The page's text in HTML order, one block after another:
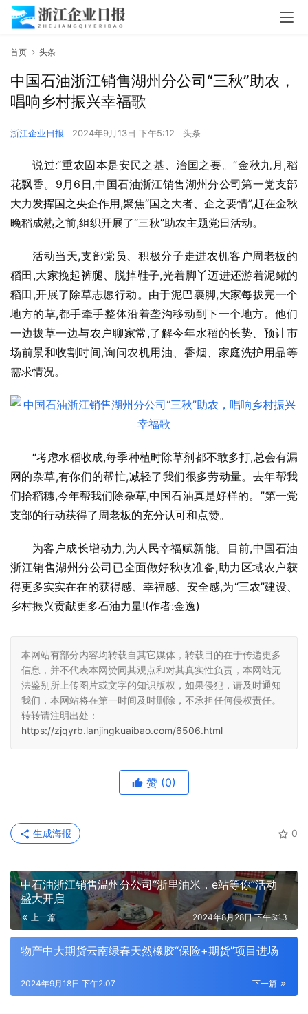
首页 头条
中国石油浙江销售湖州分公司“三秋”助农，
唱响乡村振兴幸福歌
浙江企业日报 2024年9月13日 下午5:12 头条
说过:“重农固本是安民之基、治国之要。”金秋九月,稻
花飘香。9月6日,中国石油浙江销售湖州分公司第一党支部
大力发挥国之央企作用,聚焦“国之大者、企之要情”,赶在金秋
晚稻成熟之前,组织开展了“三秋”助农主题党日活动。
活动当天,支部党员、积极分子走进农机客户周老板的
稻田,大家挽起裤腿、脱掉鞋子,光着脚丫迈进还游着泥鳅的
稻田,开展了除草志愿行动。由于泥巴裹脚,大家每拔完一个
地方的草,都手牵手整体沿着垄沟移动到下一个地方。他们
一边拔草一边与农户聊家常,了解今年水稻的长势、预计市
场前景和收割时间,询问农机用油、香烟、家庭洗护用品等
需求情况。
“考虑水稻收成,每季种植时除草剂都不敢多打,总会有漏
网的杂草,有你们的帮忙,减轻了我们很多劳动量。去年帮我
们拾稻穗,今年帮我们除杂草,中国石油真是好样的。”第一党
支部的行动获得了周老板的充分认可和点赞。
为客户成长增动力,为人民幸福赋新能。目前,中国石油
浙江销售湖州分公司已全面做好秋收准备,助力区域农户获
得更多实实在在的获得感、幸福感、安全感,为“三农”建设、
乡村振兴贡献更多石油力量!(作者:金逸)
本网站有部分内容均转载自其它媒体，转载目的在于传递更多
信息，并不代表本网赞同其观点和对其真实性负责，本网站无
法鉴别所上传图片或文字的知识版权，如果侵犯，请及时通知
我们，本网站将在第一时间及时删除，不承担任何侵权责任。
转转请注明出处：
https://zjqyrb.lanjingkuaibao.com/6506.html
赞 (0)
0
生成海报
中石油浙江销售温州分公司“浙里油米，e站等你”活动
盛大开启
上一篇 2024年8月28日 下午6:13
物产中大期货云南绿春天然橡胶“保险+期货”项目进场
下一篇
2024年9月18日 下午2:07